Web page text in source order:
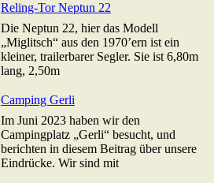
Reling-Tor Neptun 22
Die Neptun 22, hier das Modell
„Miglitsch“ aus den 1970’ern ist ein
kleiner, trailerbarer Segler. Sie ist 6,80m
lang, 2,50m
Camping Gerli
Im Juni 2023 haben wir den
Campingplatz „Gerli“ besucht, und
berichten in diesem Beitrag über unsere
Eindrücke. Wir sind mit